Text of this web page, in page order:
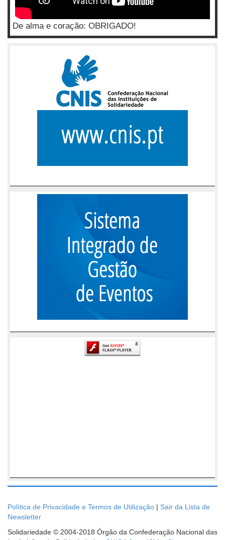
De alma e coração: OBRIGADO!
Política de Privacidade e Termos de Utilização | Sair da Lista de
Newsletter
Solidariedade © 2004-2018 Órgão da Confederação Nacional das